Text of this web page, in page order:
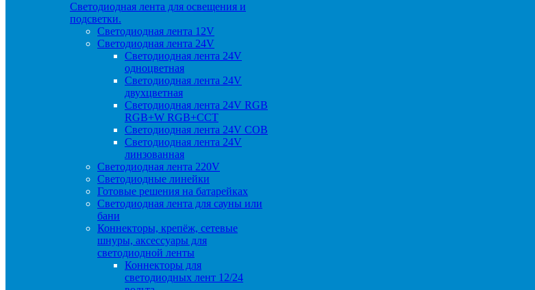
Светодиодная лента для освещения и
подсветки.
Светодиодная лента 12V
Светодиодная лента 24V
Светодиодная лента 24V
одноцветная
Светодиодная лента 24V
двухцветная
Светодиодная лента 24V RGB
RGB+W RGB+CCT
Светодиодная лента 24V COB
Светодиодная лента 24V
линзованная
Светодиодная лента 220V
Светодиодные линейки
Готовые решения на батарейках
Светодиодная лента для сауны или
бани
Коннекторы, крепёж, сетевые
шнуры, аксессуары для
светодиодной ленты
Коннекторы для
светодиодных лент 12/24